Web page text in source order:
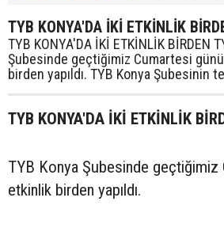
TYB KONYA'DA İKİ ETKİNLİK
TYB KONYA'DA İKİ ETKİNLİK BİRDEN
Şubesinde geçtiğimiz Cumartesi
birden yapıldı. TYB Konya Şubesinin
TYB KONYA'DA İKİ ETKİNLİK
TYB Konya Şubesinde
etkinlik birden yapıldı.